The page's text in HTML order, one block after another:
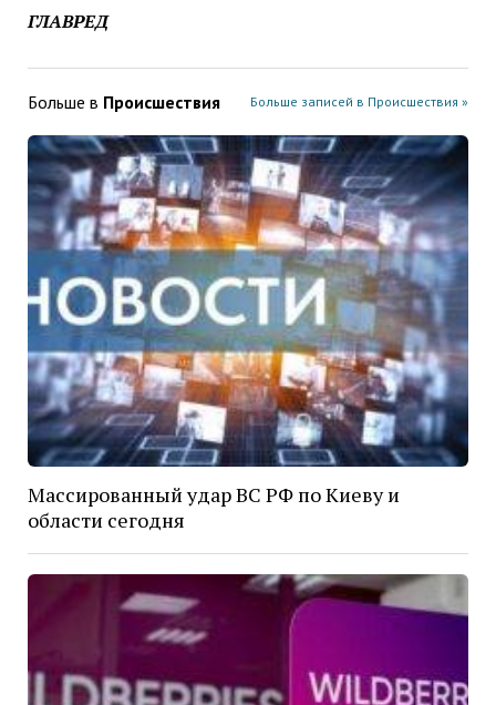
ГЛАВРЕД
Больше в Проиcшествия Больше записей в Проиcшествия »
Массированный удар ВС РФ по Киеву и
области сегодня